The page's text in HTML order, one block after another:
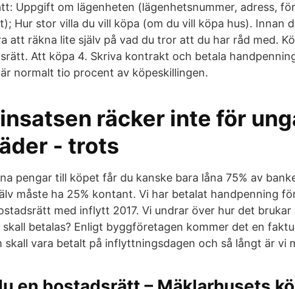
Uppgift om lägenheten (lägenhetsnummer, adress,
Hur stor villa du vill köpa (om du vill köpa hus). Innan
att räkna lite själv på vad du tror att du har råd med.
Att köpa 4. Skriva kontrakt och betala
normalt tio procent av köpeskillingen.
räcker inte för
- trots
pengar till köpet får du kanske bara låna 75% av
måste ha 25% kontant. Vi har betalat handpenning
med inflytt 2017. Vi undrar över hur det brukar
betalas? Enligt byggföretagen kommer det en
skall vara betalt på inflyttningsdagen och så långt är vi